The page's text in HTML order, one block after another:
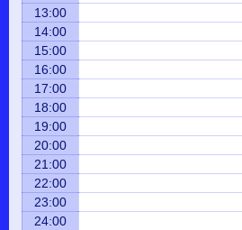
13:00
14:00
15:00
16:00
17:00
18:00
19:00
20:00
21:00
22:00
23:00
24:00